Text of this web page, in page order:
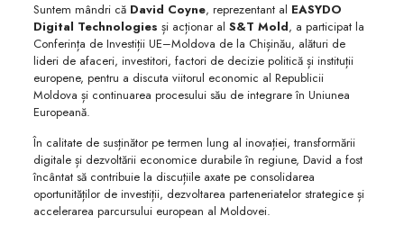
Suntem mândri că David Coyne, reprezentant al EASYDO
Digital Technologies și acționar al S&T Mold, a participat la
Conferința de Investiții UE–Moldova de la Chișinău, alături de
lideri de afaceri, investitori, factori de decizie politică și instituții
europene, pentru a discuta viitorul economic al Republicii
Moldova și continuarea procesului său de integrare în Uniunea
Europeană.
În calitate de susținător pe termen lung al inovației, transformării
digitale și dezvoltării economice durabile în regiune, David a fost
încântat să contribuie la discuțiile axate pe consolidarea
oportunităților de investiții, dezvoltarea parteneriatelor strategice și
accelerarea parcursului european al Moldovei.